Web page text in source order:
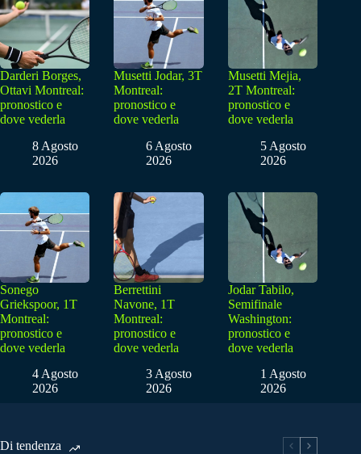
Darderi Borges,
Ottavi Montreal:
pronostico e
dove vederla
8 Agosto
2026
Musetti Jodar, 3T
Montreal:
pronostico e
dove vederla
6 Agosto
2026
Musetti Mejia,
2T Montreal:
pronostico e
dove vederla
5 Agosto
2026
Sonego
Griekspoor, 1T
Montreal:
pronostico e
dove vederla
4 Agosto
2026
Berrettini
Navone, 1T
Montreal:
pronostico e
dove vederla
3 Agosto
2026
Jodar Tabilo,
Semifinale
Washington:
pronostico e
dove vederla
1 Agosto
2026
Di tendenza